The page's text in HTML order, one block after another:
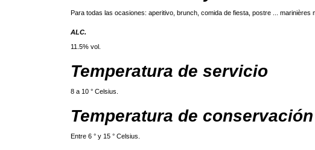
Para todas las ocasiones: aperitivo, brunch, comida de fiesta, postre ... marinières
ALC.
11.5% vol.
Temperatura de servicio
8 a 10 ° Celsius.
Temperatura de conservación
Entre 6 ° y 15 ° Celsius.